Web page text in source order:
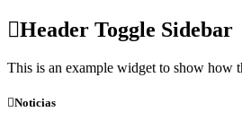
Skip
toHeader Toggle Sidebar
This is an example widget to show how
Noticias